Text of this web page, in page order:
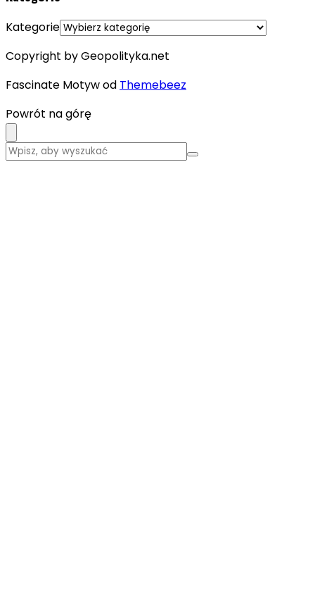
Kategorie
Copyright by Geopolityka.net
Fascinate Motyw od Themebeez
Powrót na górę